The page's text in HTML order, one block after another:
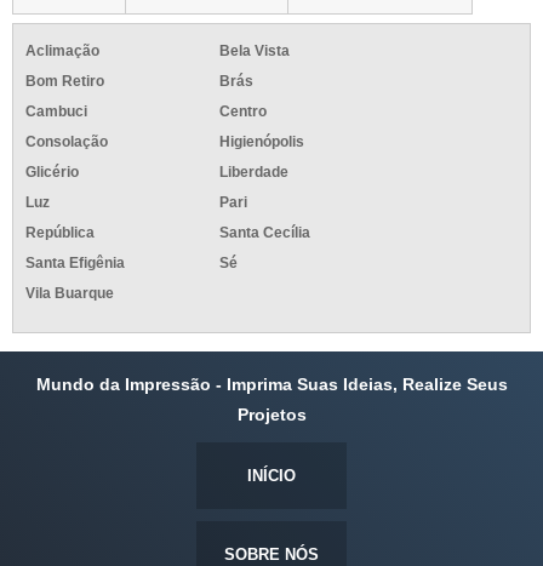
Aclimação
Bela Vista
Bom Retiro
Brás
Cambuci
Centro
Consolação
Higienópolis
Glicério
Liberdade
Luz
Pari
República
Santa Cecília
Santa Efigênia
Sé
Vila Buarque
Mundo da Impressão - Imprima Suas Ideias, Realize Seus
Projetos
INÍCIO
SOBRE NÓS